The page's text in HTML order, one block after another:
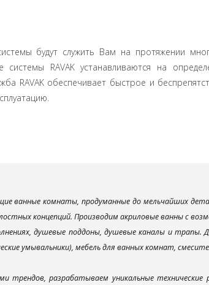
будут служить Вам на протяжении
системы RAVAK устанавливаются на
RAVAK обеспечивает быстрое и
ванные комнаты, продуманные до мельчайших
концепций. Производим акриловые ванны с
душевые поддоны, душевые каналы и
умывальники), мебель для ванных комнат,
трендов, разрабатываем уникальные